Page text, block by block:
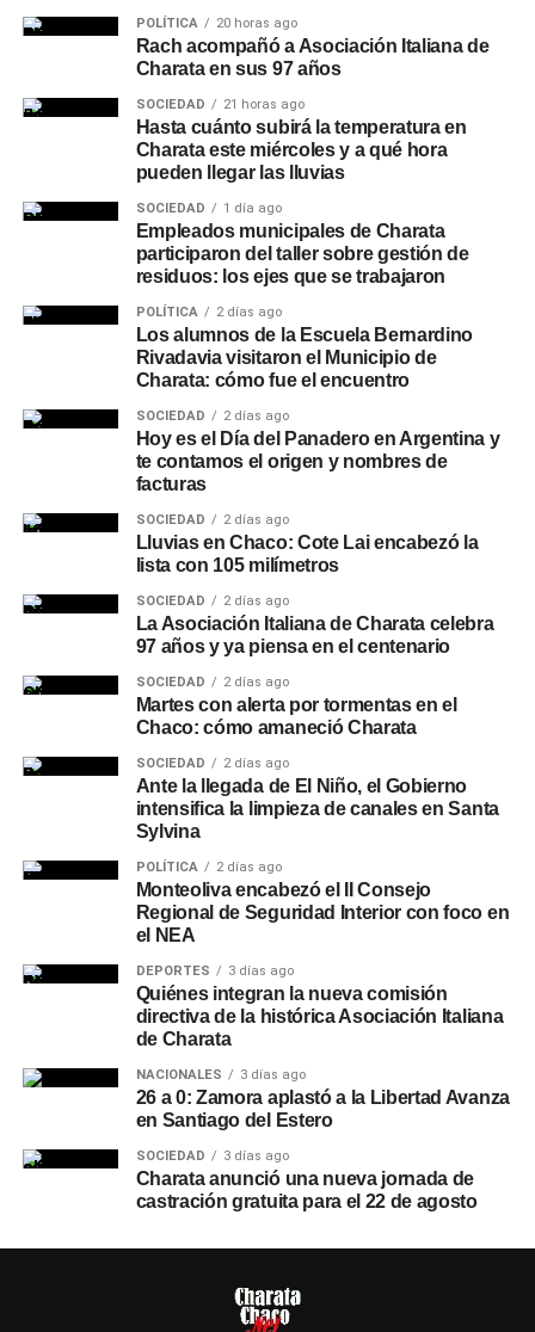
POLÍTICA 20 horas ago
Rach acompañó a Asociación Italiana de
Charata en sus 97 años
SOCIEDAD 21 horas ago
Hasta cuánto subirá la temperatura en
Charata este miércoles y a qué hora
pueden llegar las lluvias
SOCIEDAD 1 día ago
Empleados municipales de Charata
participaron del taller sobre gestión de
residuos: los ejes que se trabajaron
POLÍTICA 2 días ago
Los alumnos de la Escuela Bernardino
Rivadavia visitaron el Municipio de
Charata: cómo fue el encuentro
SOCIEDAD 2 días ago
Hoy es el Día del Panadero en Argentina y
te contamos el origen y nombres de
facturas
SOCIEDAD 2 días ago
Lluvias en Chaco: Cote Lai encabezó la
lista con 105 milímetros
SOCIEDAD 2 días ago
La Asociación Italiana de Charata celebra
97 años y ya piensa en el centenario
SOCIEDAD 2 días ago
Martes con alerta por tormentas en el
Chaco: cómo amaneció Charata
SOCIEDAD 2 días ago
Ante la llegada de El Niño, el Gobierno
intensifica la limpieza de canales en Santa
Sylvina
POLÍTICA 2 días ago
Monteoliva encabezó el II Consejo
Regional de Seguridad Interior con foco en
el NEA
DEPORTES 3 días ago
Quiénes integran la nueva comisión
directiva de la histórica Asociación Italiana
de Charata
NACIONALES 3 días ago
26 a 0: Zamora aplastó a la Libertad Avanza
en Santiago del Estero
SOCIEDAD 3 días ago
Charata anunció una nueva jornada de
castración gratuita para el 22 de agosto